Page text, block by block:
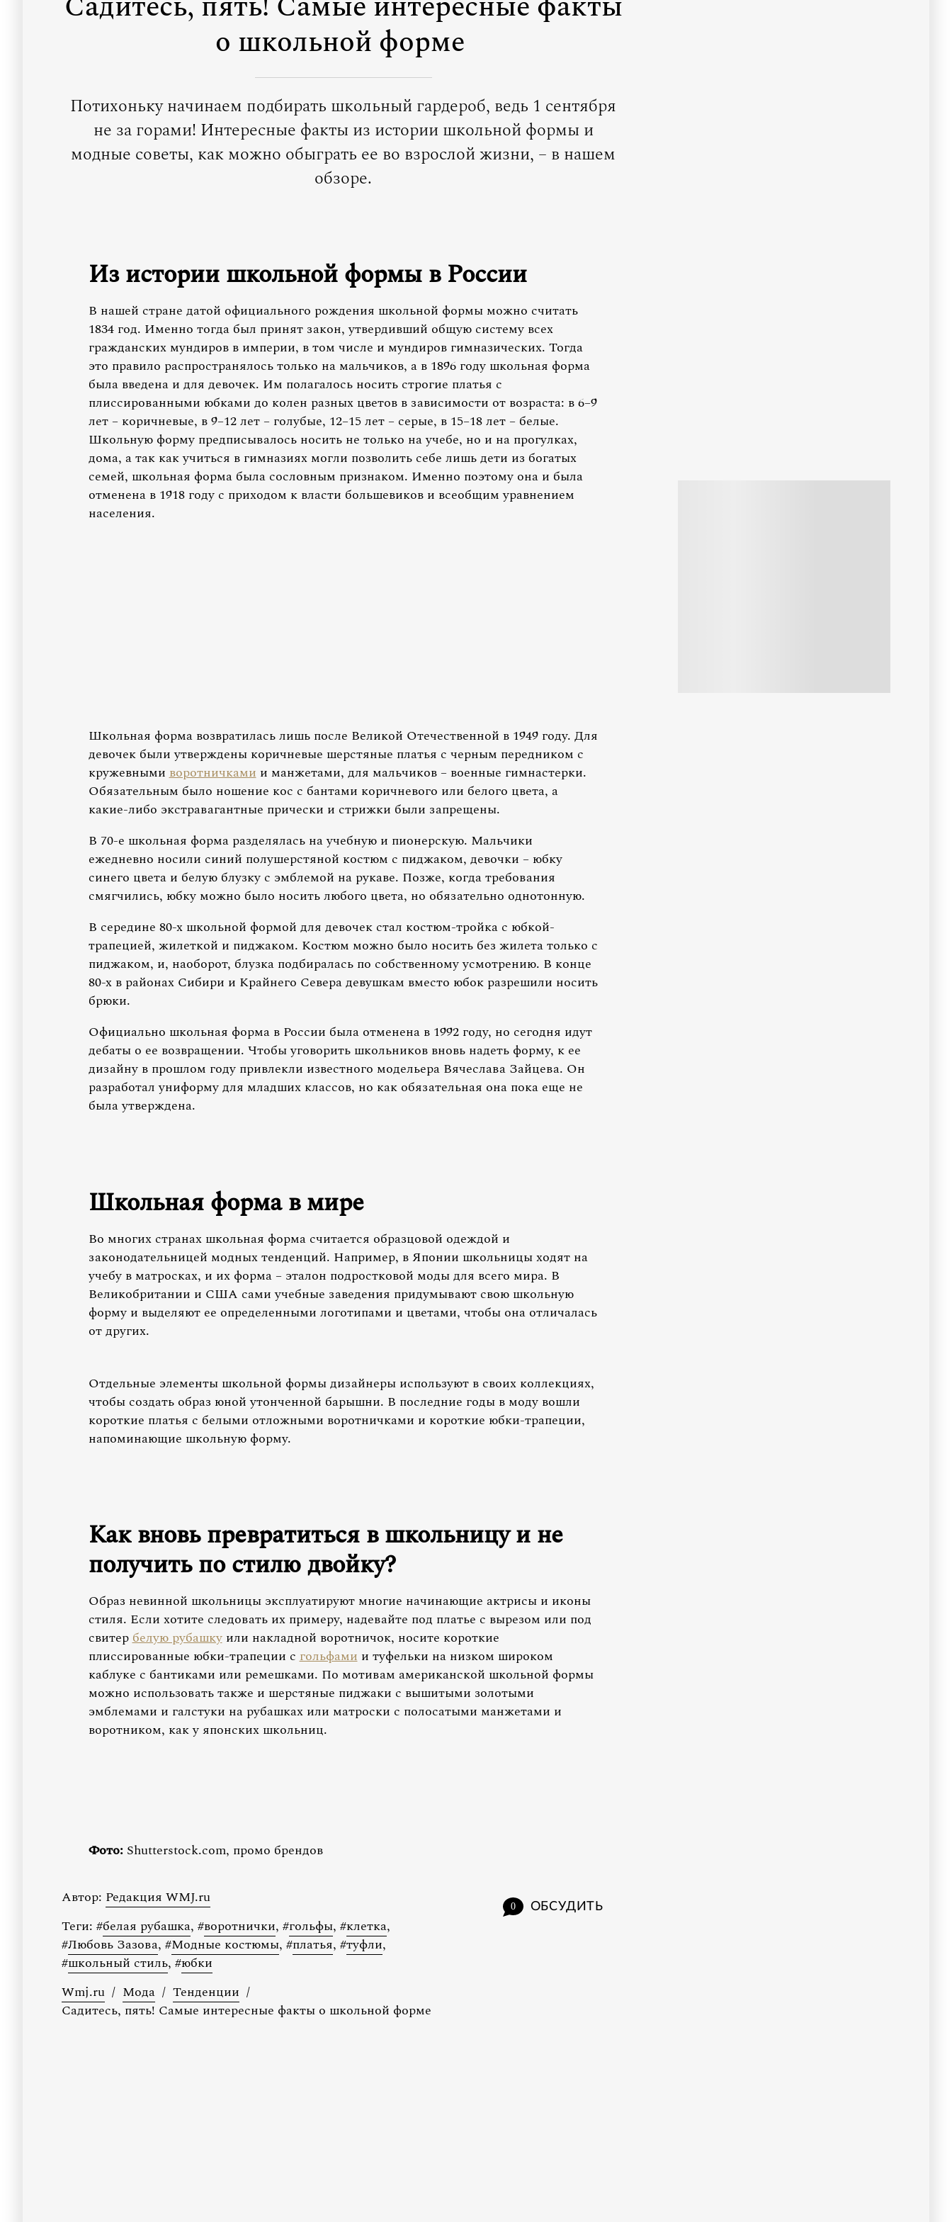
о школьной форме
Потихоньку начинаем подбирать школьный гардероб, ведь 1 сентября
не за горами! Интересные факты из истории школьной формы и
модные советы, как можно обыграть ее во взрослой жизни, – в нашем
обзоре.
Из истории школьной формы в России
В нашей стране датой официального рождения школьной формы можно считать
1834 год. Именно тогда был принят закон, утвердивший общую систему всех
гражданских мундиров в империи, в том числе и мундиров гимназических. Тогда
это правило распространялось только на мальчиков, а в 1896 году школьная форма
была введена и для девочек. Им полагалось носить строгие платья с
плиссированными юбками до колен разных цветов в зависимости от возраста: в 6–9
лет – коричневые, в 9–12 лет – голубые, 12–15 лет – серые, в 15–18 лет – белые.
Школьную форму предписывалось носить не только на учебе, но и на прогулках,
дома, а так как учиться в гимназиях могли позволить себе лишь дети из богатых
семей, школьная форма была сословным признаком. Именно поэтому она и была
отменена в 1918 году с приходом к власти большевиков и всеобщим уравнением
населения.
Школьная форма возвратилась лишь после Великой Отечественной в 1949 году. Для
девочек были утверждены коричневые шерстяные платья с черным передником с
кружевнымиворотничкамии манжетами, для мальчиков – военные гимнастерки.
Обязательным было ношение кос с бантами коричневого или белого цвета, а
какие-либо экстравагантные прически и стрижки были запрещены.
В 70-е школьная форма разделялась на учебную и пионерскую. Мальчики
ежедневно носили синий полушерстяной костюм с пиджаком, девочки – юбку
синего цвета и белую блузку с эмблемой на рукаве. Позже, когда требования
смягчились, юбку можно было носить любого цвета, но обязательно однотонную.
В середине 80-х школьной формой для девочек стал костюм-тройка с юбкой-
трапецией, жилеткой и пиджаком. Костюм можно было носить без жилета только с
пиджаком, и, наоборот, блузка подбиралась по собственному усмотрению. В конце
80-х в районах Сибири и Крайнего Севера девушкам вместо юбок разрешили носить
брюки.
Официально школьная форма в России была отменена в 1992 году, но сегодня идут
дебаты о ее возвращении. Чтобы уговорить школьников вновь надеть форму, к ее
дизайну в прошлом году привлекли известного модельера Вячеслава Зайцева. Он
разработал униформу для младших классов, но как обязательная она пока еще не
была утверждена.
Школьная форма в мире
Во многих странах школьная форма считается образцовой одеждой и
законодательницей модных тенденций. Например, в Японии школьницы ходят на
учебу в матросках, и их форма – эталон подростковой моды для всего мира. В
Великобритании и США сами учебные заведения придумывают свою школьную
форму и выделяют ее определенными логотипами и цветами, чтобы она отличалась
от других.
Отдельные элементы школьной формы дизайнеры используют в своих коллекциях,
чтобы создать образ юной утонченной барышни. В последние годы в моду вошли
короткие платья с белыми отложными воротничками и короткие юбки-трапеции,
напоминающие школьную форму.
Как вновь превратиться в школьницу и не
получить по стилю двойку?
Образ невинной школьницы эксплуатируют многие начинающие актрисы и иконы
стиля. Если хотите следовать их примеру, надевайте под платье с вырезом или под
свитербелую рубашкуили накладной воротничок, носите короткие
плиссированные юбки-трапеции сгольфамии туфельки на низком широком
каблуке с бантиками или ремешками. По мотивам американской школьной формы
можно использовать также и шерстяные пиджаки с вышитыми золотыми
эмблемами и галстуки на рубашках или матроски с полосатыми манжетами и
воротником, как у японских школьниц.
Фото:Shutterstock.com, промо брендов
0 ОБСУДИТЬ
Автор: Редакция WMJ.ru
Теги: #белая рубашка, #воротнички, #гольфы, #клетка,
#Любовь Зазова, #Модные костюмы, #платья, #туфли,
#школьный стиль, #юбки
Wmj.ru / Мода / Тенденции /
Садитесь, пять! Самые интересные факты о школьной форме